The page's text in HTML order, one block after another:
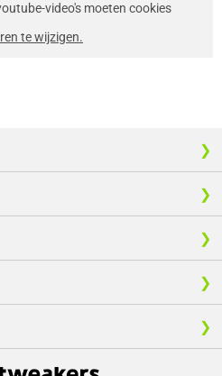
video's moeten cookies
te wijzigen.